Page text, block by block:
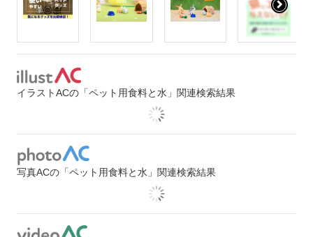
イラストACの「ペット用食料と水」関連検索結果
写真ACの「ペット用食料と水」関連検索結果